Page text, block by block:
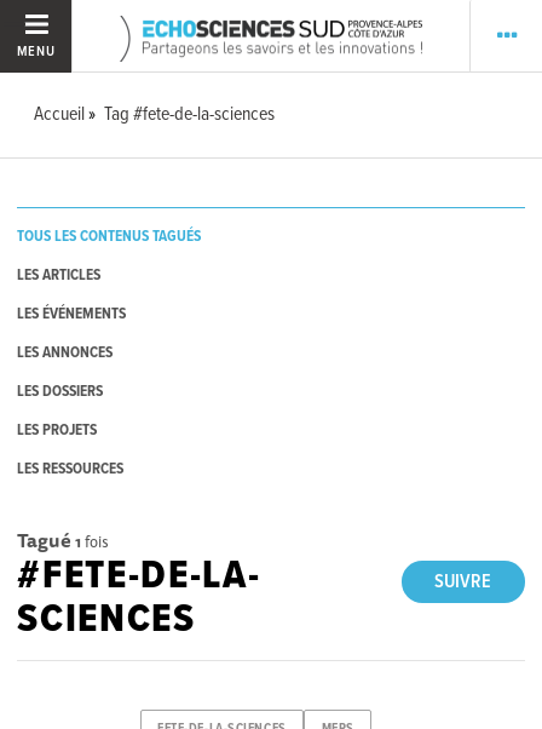
MENU
Accueil Tag #fete-de-la-sciences
TOUS LES CONTENUS TAGUÉS
LES ARTICLES
LES ÉVÉNEMENTS
LES ANNONCES
LES DOSSIERS
LES PROJETS
LES RESSOURCES
Tagué 1 fois
SUIVRE
#FETE-DE-LA-
SCIENCES